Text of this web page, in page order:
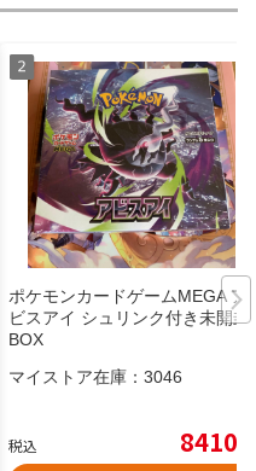
ポケモンカードゲームMEGA ア
ビスアイ シュリンク付き未開封
BOX
マイストア在庫： 3046
税込 8410